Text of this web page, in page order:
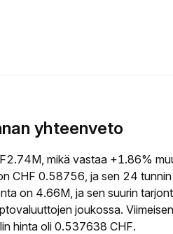
yhteenveto
mikä vastaa +1.86%
CHF 0.58756, ja sen 24
on 4.66M, ja sen suurin
joukossa.
hinta oli 0.537638 CHF.